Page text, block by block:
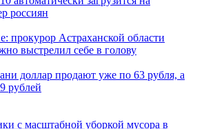
россиян
прокурор Астраханской области
выстрелил себе в голову
доллар продают уже по 63 рубля, а
рублей
с масштабной уборкой мусора в